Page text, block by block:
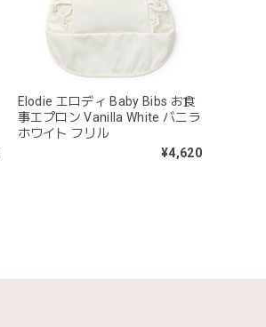
Elodie エロディ Baby Bibs お食
事エプロン Vanilla White バニラ
ホワイト フリル
¥4,620